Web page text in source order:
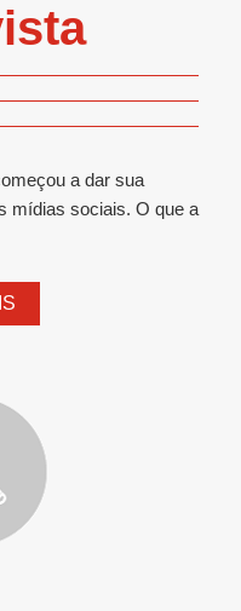
a dar sua
mídias sociais. O que a